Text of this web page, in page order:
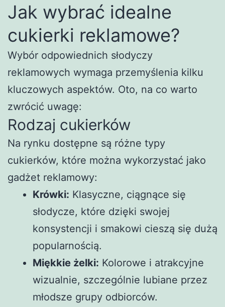
Jak wybrać idealne
cukierki reklamowe?
Wybór odpowiednich słodyczy
reklamowych wymaga przemyślenia kilku
kluczowych aspektów. Oto, na co warto
zwrócić uwagę:
Rodzaj cukierków
Na rynku dostępne są różne typy
cukierków, które można wykorzystać jako
gadżet reklamowy:
Krówki: Klasyczne, ciągnące się
słodycze, które dzięki swojej
konsystencji i smakowi cieszą się dużą
popularnością.
Miękkie żelki: Kolorowe i atrakcyjne
wizualnie, szczególnie lubiane przez
młodsze grupy odbiorców.